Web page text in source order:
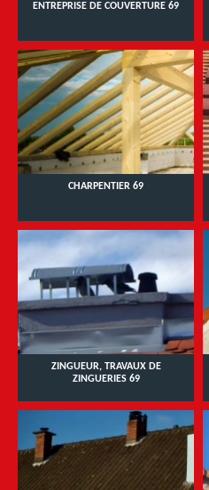
ENTREPRISE DE COUVERTURE 69
CHARPENTIER 69
ZINGUEUR, TRAVAUX DE
ZINGUERIES 69